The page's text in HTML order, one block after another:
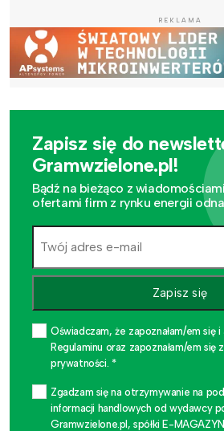
REKLAMA
Zapisz się do
Gramwzielone.pl!
Bądź na bieżąco z
ofertami firm z rynku energii
Zapisz się
Oświadczam, że zapoznałam/em się
Regulaminu oraz zapoznałam/em się
prywatności. *
Zgadzam się na otrzymywanie na
informacji handlowych od wydawcy
Gramwzielone.pl, spółki E-